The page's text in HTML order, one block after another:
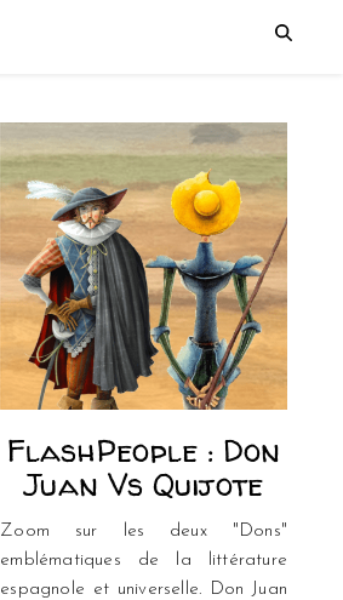
FlashPeople : Don
Juan Vs Quijote
Zoom sur les deux "Dons"
emblématiques de la littérature
espagnole et universelle. Don Juan